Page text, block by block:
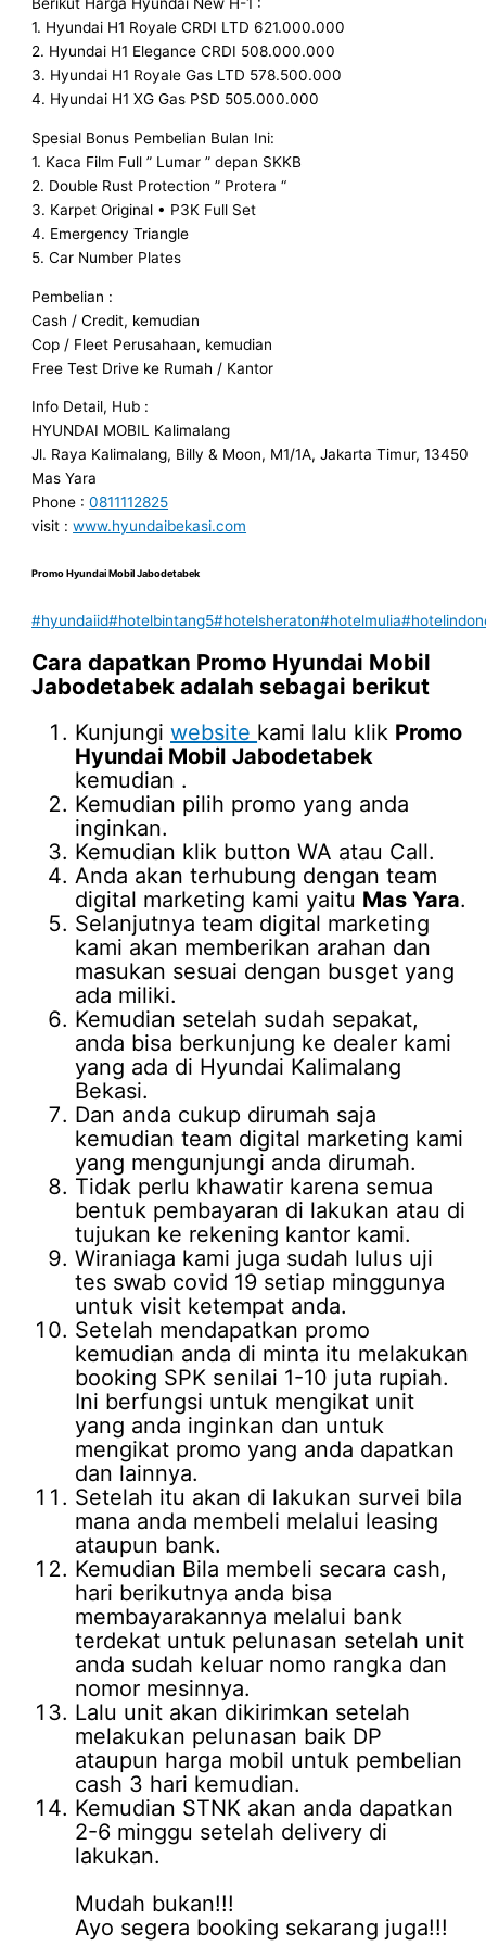
Berikut Harga Hyundai New H-1 :
1. Hyundai H1 Royale CRDI LTD 621.000.000
2. Hyundai H1 Elegance CRDI 508.000.000
3. Hyundai H1 Royale Gas LTD 578.500.000
4. Hyundai H1 XG Gas PSD 505.000.000
Spesial Bonus Pembelian Bulan Ini:
1. Kaca Film Full ” Lumar ” depan SKKB
2. Double Rust Protection ” Protera “
3. Karpet Original • P3K Full Set
4. Emergency Triangle
5. Car Number Plates
Pembelian :
Cash / Credit, kemudian
Cop / Fleet Perusahaan, kemudian
Free Test Drive ke Rumah / Kantor
Info Detail, Hub :
HYUNDAI MOBIL Kalimalang
Jl. Raya Kalimalang, Billy & Moon, M1/1A, Jakarta Timur, 13450
Mas Yara
Phone :0811112825
visit :www.hyundaibekasi.com
Promo Hyundai MobilJabodetabek
#hyundaiid#hotelbintang5#hotelsheraton#hotelmulia
Cara dapatkan Promo Hyundai Mobil
Jabodetabek adalah sebagai berikut
Kunjungiwebsite kami lalu klik Promo
Hyundai Mobil Jabodetabek
kemudian .
Kemudian pilih promo yang anda
inginkan.
Kemudian klik button WA atau Call.
Anda akan terhubung dengan team
digital marketing kami yaitu Mas Yara.
Selanjutnya team digital marketing
kami akan memberikan arahan dan
masukan sesuai dengan busget yang
ada miliki.
Kemudian setelah sudah sepakat,
anda bisa berkunjung ke dealer kami
yang ada di Hyundai Kalimalang
Bekasi.
Dan anda cukup dirumah saja
kemudian team digital marketing kami
yang mengunjungi anda dirumah.
Tidak perlu khawatir karena semua
bentuk pembayaran di lakukan atau di
tujukan ke rekening kantor kami.
Wiraniaga kami juga sudah lulus uji
tes swab covid 19 setiap minggunya
untuk visit ketempat anda.
Setelah mendapatkan promo
kemudian anda di minta itu melakukan
booking SPK senilai 1-10 juta rupiah.
Ini berfungsi untuk mengikat unit
yang anda inginkan dan untuk
mengikat promo yang anda dapatkan
dan lainnya.
Setelah itu akan di lakukan survei bila
mana anda membeli melalui leasing
ataupun bank.
Kemudian Bila membeli secara cash,
hari berikutnya anda bisa
membayarakannya melalui bank
terdekat untuk pelunasan setelah unit
anda sudah keluar nomo rangka dan
nomor mesinnya.
Lalu unit akan dikirimkan setelah
melakukan pelunasan baik DP
ataupun harga mobil untuk pembelian
cash 3 hari kemudian.
Kemudian STNK akan anda dapatkan
2-6 minggu setelah delivery di
lakukan.
Mudah bukan!!!
Ayo segera booking sekarang juga!!!